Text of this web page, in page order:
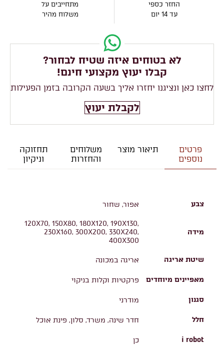
החזר כספי
עד 14 יום
מתחייבים על
משלוח מהיר
לא בטוחים איזה שטיח לבחור?
קבלו יעוץ מקצועי חינם!
לחצו כאן ונציגנו יחזרו אליך בשעה הקרובה בזמן הפעילות
לקבלת יעוץ
פרטים
נוספים
תיאור מוצר
משלוחים
והחזרות
תחזוקה
וניקיון
צבע אפור, שחור
מידה
120X70, 150X80, 180X120, 190X130,
230X160, 300X200, 330X240,
400X300
שיטת אריגה אריגה במכונה
מאפיינים מיוחדים פרקטיות וקלות בניקוי
סגנון מודרני
חלל חדר שינה, משרד, סלון, פינת אוכל
i robot כן